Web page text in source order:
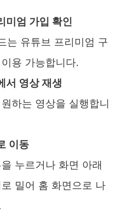
미엄 가입 확인
는 유튜브 프리미엄 구
용 가능합니다.
서 영상 재생
하는 영상을 실행합니
이동
누르거나 화면 아래
밀어 홈 화면으로 나